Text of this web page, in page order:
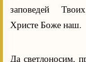
заповедей
Христе Боже наш.
Да светлоносим,